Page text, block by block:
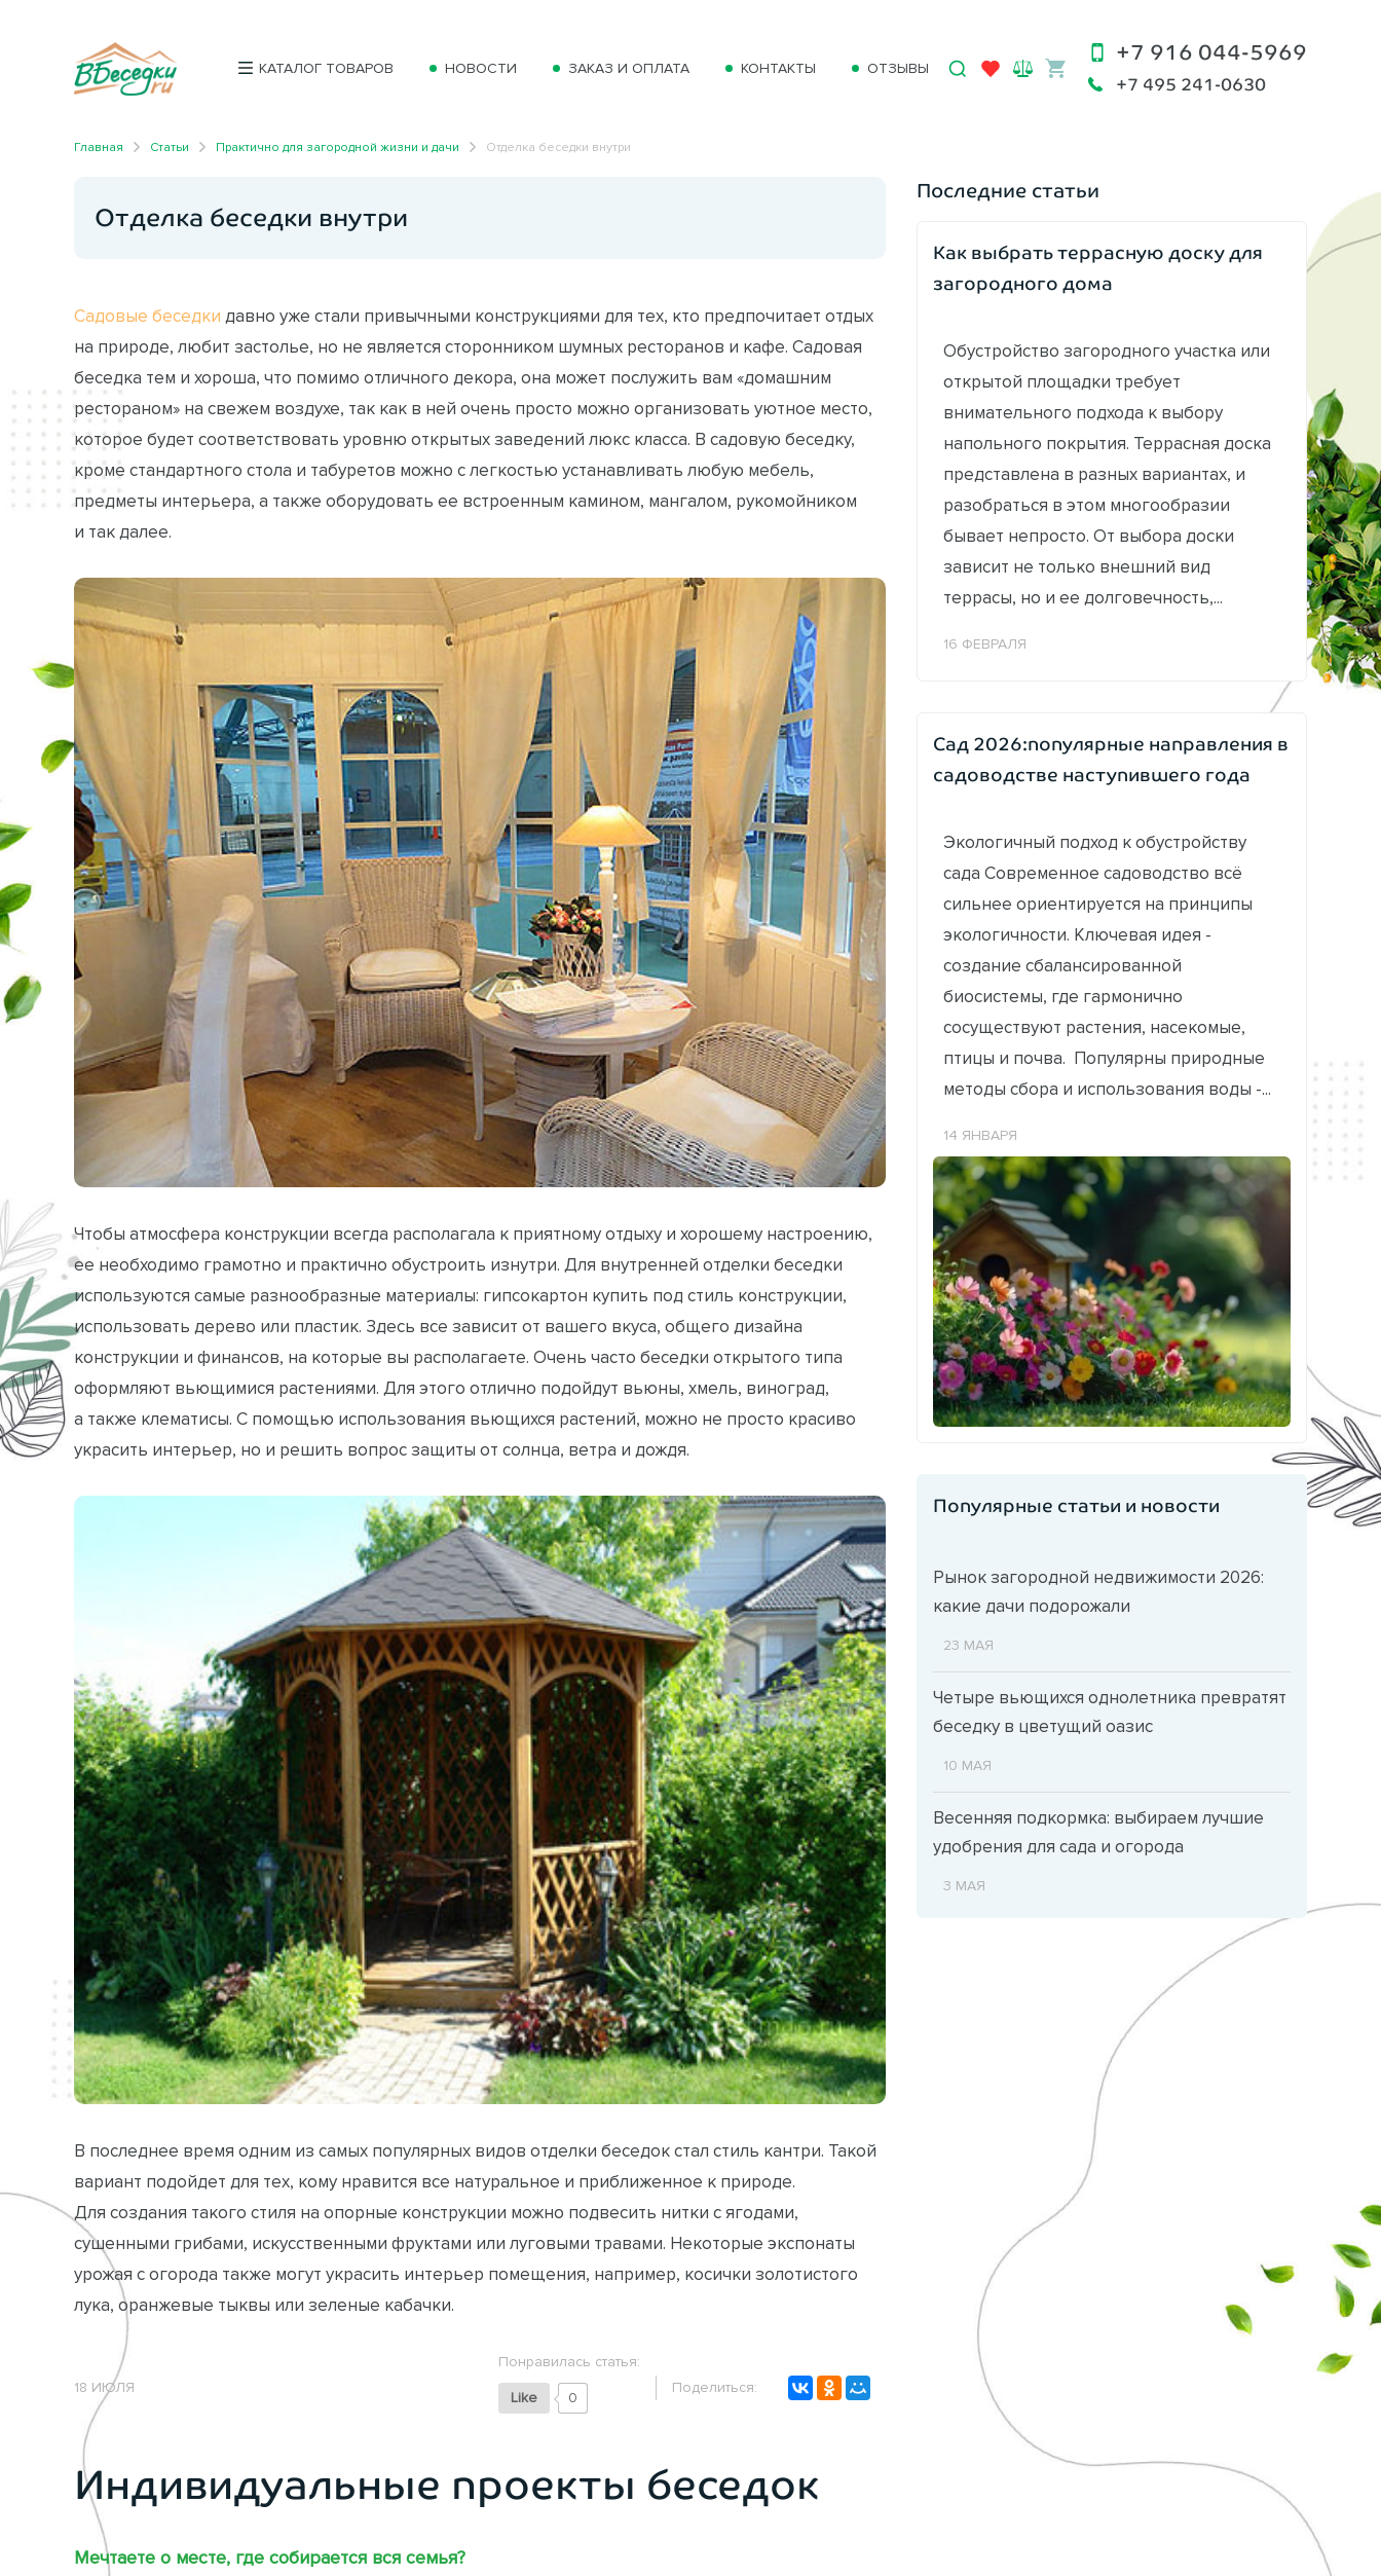
КАТАЛОГ ТОВАРОВ НОВОСТИ ЗАКАЗ И ОПЛАТА КОНТАКТЫ ОТЗЫВЫ
+7 916 044-5969
+7 495 241-0630
Главная Статьи Практично для загородной жизни и дачи Отделка беседки внутри
Отделка беседки внутри
Садовые беседки давно уже стали привычными конструкциями для тех, кто предпочитает отдых
на природе, любит застолье, но не является сторонником шумных ресторанов и кафе. Садовая
беседка тем и хороша, что помимо отличного декора, она может послужить вам «домашним
рестораном» на свежем воздухе, так как в ней очень просто можно организовать уютное место,
которое будет соответствовать уровню открытых заведений люкс класса. В садовую беседку,
кроме стандартного стола и табуретов можно с легкостью устанавливать любую мебель,
предметы интерьера, а также оборудовать ее встроенным камином, мангалом, рукомойником
и так далее.
Чтобы атмосфера конструкции всегда располагала к приятному отдыху и хорошему настроению,
ее необходимо грамотно и практично обустроить изнутри. Для внутренней отделки беседки
используются самые разнообразные материалы: гипсокартон купить под стиль конструкции,
использовать дерево или пластик. Здесь все зависит от вашего вкуса, общего дизайна
конструкции и финансов, на которые вы располагаете. Очень часто беседки открытого типа
оформляют вьющимися растениями. Для этого отлично подойдут вьюны, хмель, виноград,
а также клематисы. С помощью использования вьющихся растений, можно не просто красиво
украсить интерьер, но и решить вопрос защиты от солнца, ветра и дождя.
В последнее время одним из самых популярных видов отделки беседок стал стиль кантри. Такой
вариант подойдет для тех, кому нравится все натуральное и приближенное к природе.
Для создания такого стиля на опорные конструкции можно подвесить нитки с ягодами,
сушенными грибами, искусственными фруктами или луговыми травами. Некоторые экспонаты
урожая с огорода также могут украсить интерьер помещения, например, косички золотистого
лука, оранжевые тыквы или зеленые кабачки.
18 ИЮЛЯ
Понравилась статья:
Like 0
Поделиться:
Индивидуальные проекты беседок
Мечтаете о месте, где собирается вся семья?
Последние статьи
Как выбрать террасную доску для
загородного дома
Обустройство загородного участка или
открытой площадки требует
внимательного подхода к выбору
напольного покрытия. Террасная доска
представлена в разных вариантах, и
разобраться в этом многообразии
бывает непросто. От выбора доски
зависит не только внешний вид
террасы, но и ее долговечность,...
16 ФЕВРАЛЯ
Сад 2026:популярные направления в
садоводстве наступившего года
Экологичный подход к обустройству
сада Современное садоводство всё
сильнее ориентируется на принципы
экологичности. Ключевая идея -
создание сбалансированной
биосистемы, где гармонично
сосуществуют растения, насекомые,
птицы и почва. Популярны природные
методы сбора и использования воды -...
14 ЯНВАРЯ
Популярные статьи и новости
Рынок загородной недвижимости 2026:
какие дачи подорожали
23 МАЯ
Четыре вьющихся однолетника превратят
беседку в цветущий оазис
10 МАЯ
Весенняя подкормка: выбираем лучшие
удобрения для сада и огорода
3 МАЯ